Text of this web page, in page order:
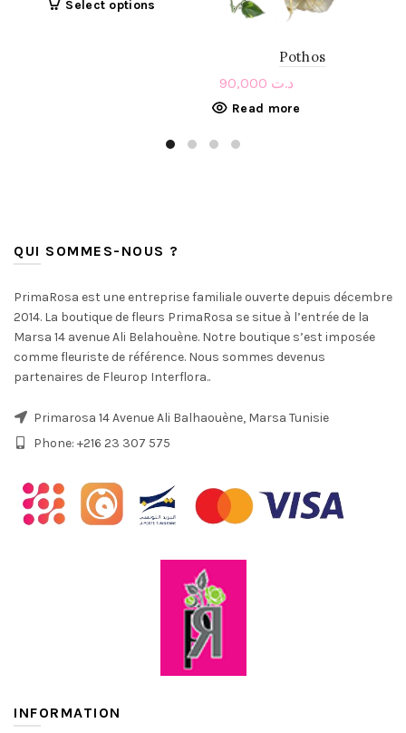
Select options
Pothos
د.ت
Read more
QUI SOMMES-NOUS ?
PrimaRosa est une entreprise familiale ouverte depuis décembre
2014. La boutique de fleurs PrimaRosa se situe à l’entrée de la
Marsa 14 avenue Ali Belahouène. Notre boutique s’est imposée
comme fleuriste de référence. Nous sommes devenus
partenaires de Fleurop Interflora..
Primarosa 14 Avenue Ali Balhaouène, Marsa Tunisie
Phone: +216 23 307 575
INFORMATION